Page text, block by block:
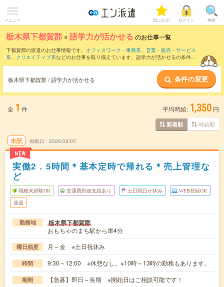
メニュー 気になる! ログイン 検索
栃木県下都賀郡 ×語学力が活かせる のお仕事一覧
下都賀郡の派遣のお仕事情報です。 オフィスワーク・事務系、 営業・販売・サービス
系、 クリエイティブ系などのお仕事を取り揃えています。語学力が活かせるの条件の
栃木県下都賀郡 / 語学力が活かせる 条件の変更
全 1 件 平均時給: 1,350 円
新着順 時給順
未読
NEW
掲載日 2026/08/05
実働2．5時間＊基本定時で帰れる＊売上管理な
ど
職種未経験OK 交通費別途支給あり 土日祝日が休み WEB登録OK
派遣
勤務地 栃木県下都賀郡
おもちゃのまち駅から車4分
曜日頻度 月～金 ※土日祝休み
時間 9:30～12:00 ※休憩なし。※10時～13時の勤務もあります。
期間 【急募】即日～長期 ※開始日はご相談可能です！